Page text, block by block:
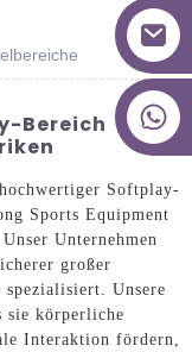
Bereich
Softplay-
Sports Equipment
Unternehmen
großer
Unsere
sie körperliche
Interaktion fördern,